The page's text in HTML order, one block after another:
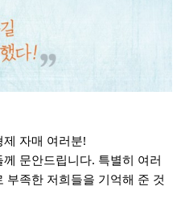
자매 여러분!
문안드립니다. 특별히 여러
부족한 저희들을 기억해 준 것